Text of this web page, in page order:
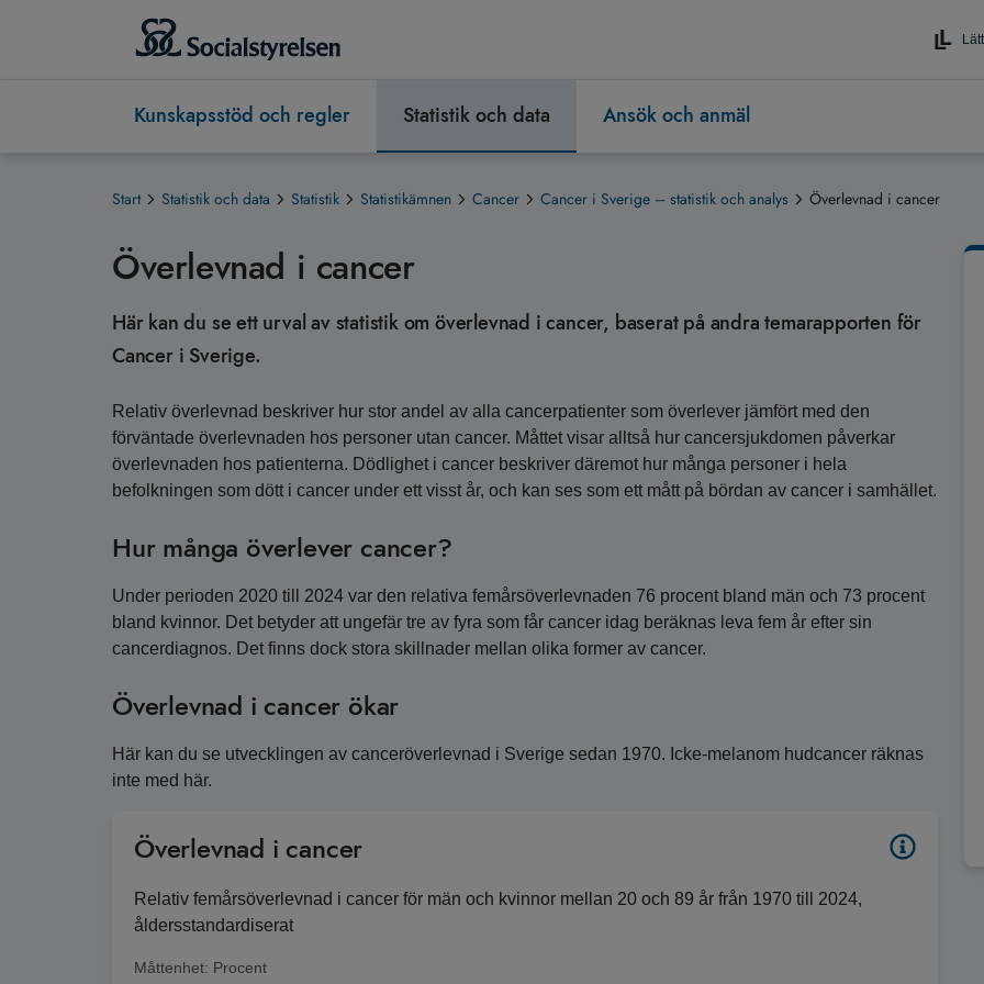
Kunskapsstöd och regler Statistik och data Ansök och anmäl
Start Statistik och data Statistik Statistikämnen Cancer Cancer i Sverige – statistik och analys Överlevnad i cancer
Överlevnad i cancer
Här kan du se ett urval av statistik om överlevnad i cancer, baserat på andra temarapporten för
Cancer i Sverige.
Relativ överlevnad beskriver hur stor andel av alla cancerpatienter som överlever jämfört med den
förväntade överlevnaden hos personer utan cancer. Måttet visar alltså hur cancersjukdomen påverkar
överlevnaden hos patienterna. Dödlighet i cancer beskriver däremot hur många personer i hela
befolkningen som dött i cancer under ett visst år, och kan ses som ett mått på bördan av cancer i samhället.
Hur många överlever cancer?
Under perioden 2020 till 2024 var den relativa femårsöverlevnaden 76 procent bland män och 73 procent
bland kvinnor. Det betyder att ungefär tre av fyra som får cancer idag beräknas leva fem år efter sin
cancerdiagnos. Det finns dock stora skillnader mellan olika former av cancer.
Överlevnad i cancer ökar
Här kan du se utvecklingen av canceröverlevnad i Sverige sedan 1970. Icke-melanom hudcancer räknas
inte med här.
Överlevnad i cancer
Relativ femårsöverlevnad i cancer för män och kvinnor mellan 20 och 89 år från 1970 till 2024,
åldersstandardiserat
Måttenhet: Procent